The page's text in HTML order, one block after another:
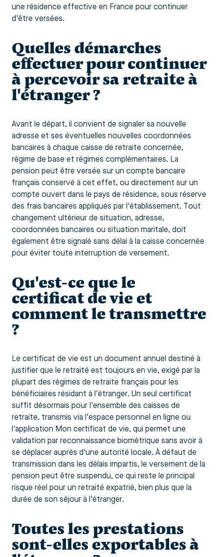
une résidence effective en France pour continuer
d'être versées.
Quelles démarches
effectuer pour continuer
à percevoir sa retraite à
l'étranger ?
Avant le départ, il convient de signaler sa nouvelle
adresse et ses éventuelles nouvelles coordonnées
bancaires à chaque caisse de retraite concernée,
régime de base et régimes complémentaires. La
pension peut être versée sur un compte bancaire
français conservé à cet effet, ou directement sur un
compte ouvert dans le pays de résidence, sous réserve
des frais bancaires appliqués par l'établissement. Tout
changement ultérieur de situation, adresse,
coordonnées bancaires ou situation maritale, doit
également être signalé sans délai à la caisse concernée
pour éviter toute interruption de versement.
Qu'est-ce que le
certificat de vie et
comment le transmettre
?
Le certificat de vie est un document annuel destiné à
justifier que le retraité est toujours en vie, exigé par la
plupart des régimes de retraite français pour les
bénéficiaires résidant à l'étranger. Un seul certificat
suffit désormais pour l'ensemble des caisses de
retraite, transmis via l'espace personnel en ligne ou
l'application Mon certificat de vie, qui permet une
validation par reconnaissance biométrique sans avoir à
se déplacer auprès d'une autorité locale. À défaut de
transmission dans les délais impartis, le versement de la
pension peut être suspendu, ce qui reste le principal
risque réel pour un retraité expatrié, bien plus que la
durée de son séjour à l'étranger.
Toutes les prestations
sont-elles exportables à